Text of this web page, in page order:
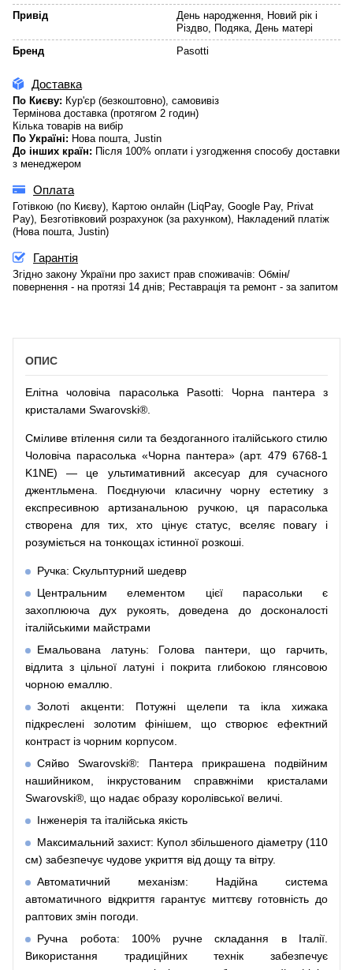
Привід
День народження, Новий рік і
Різдво, Подяка, День матері
Бренд
Pasotti
Доставка
По Києву: Кур'єр (безкоштовно), самовивіз
Термінова доставка (протягом 2 годин)
Кілька товарів на вибір
По Україні: Нова пошта, Justin
До інших країн: Після 100% оплати і узгодження способу доставки
з менеджером
Оплата
Готівкою (по Києву), Картою онлайн (LiqPay, Google Pay, Privat
Pay), Безготівковий розрахунок (за рахунком), Накладений платіж
(Нова пошта, Justin)
Гарантія
Згідно закону України про захист прав споживачів: Обмін/
повернення - на протязі 14 днів; Реставрація та ремонт - за запитом
ОПИС
Елітна чоловіча парасолька Pasotti: Чорна пантера з
кристалами Swarovski®.
Сміливе втілення сили та бездоганного італійського стилю
Чоловіча парасолька «Чорна пантера» (арт. 479 6768-1
K1NE) — це ультимативний аксесуар для сучасного
джентльмена. Поєднуючи класичну чорну естетику з
експресивною артизанальною ручкою, ця парасолька
створена для тих, хто цінує статус, вселяє повагу і
розуміється на тонкощах істинної розкоші.
Ручка: Скульптурний шедевр
Центральним елементом цієї парасольки є
захоплююча дух рукоять, доведена до досконалості
італійськими майстрами
Емальована латунь: Голова пантери, що гарчить,
відлита з цільної латуні і покрита глибокою глянсовою
чорною емаллю.
Золоті акценти: Потужні щелепи та ікла хижака
підкреслені золотим фінішем, що створює ефектний
контраст із чорним корпусом.
Сяйво Swarovski®: Пантера прикрашена подвійним
нашийником, інкрустованим справжніми кристалами
Swarovski®, що надає образу королівської величі.
Інженерія та італійська якість
Максимальний захист: Купол збільшеного діаметру (110
см) забезпечує чудове укриття від дощу та вітру.
Автоматичний механізм: Надійна система
автоматичного відкриття гарантує миттєву готовність до
раптових змін погоди.
Ручна робота: 100% ручне складання в Італії.
Використання традиційних технік забезпечує